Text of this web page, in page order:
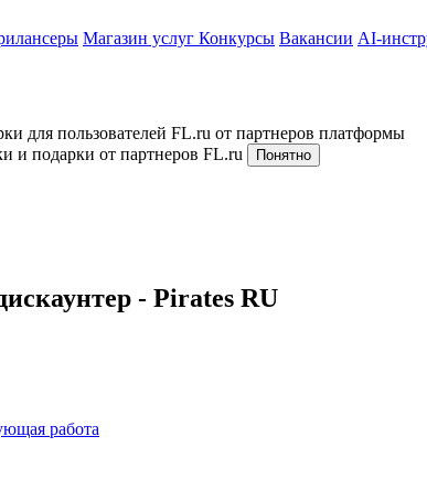
Магазин услуг Конкурсы Вакансии AI-
для пользователей FL.ru от партнеров платформы
и подарки от партнеров FL.ru
Понятно
- Pirates RU
работа